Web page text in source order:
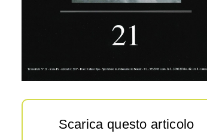
Scarica questo articolo